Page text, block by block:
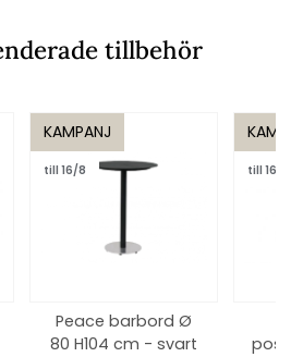
tillbehör
KAMPANJ
till 16/8
Peace barbord Ø
80 H104 cm - svart
till 16/8